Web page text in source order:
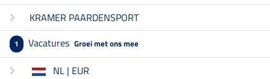
KRAMER PAARDENSPORT
1 Vacatures Groei met ons mee
NL | EUR